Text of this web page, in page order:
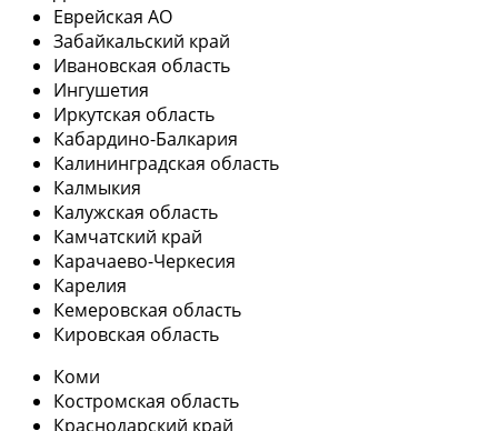
Еврейская АО
Забайкальский край
Ивановская область
Ингушетия
Иркутская область
Кабардино-Балкария
Калининградская область
Калмыкия
Калужская область
Камчатский край
Карачаево-Черкесия
Карелия
Кемеровская область
Кировская область
Коми
Костромская область
Краснодарский край